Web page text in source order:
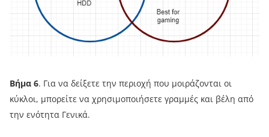
Βήμα 6. Για να δείξετε την περιοχή που μοιράζονται οι
κύκλοι, μπορείτε να χρησιμοποιήσετε γραμμές και βέλη από
την ενότητα Γενικά.